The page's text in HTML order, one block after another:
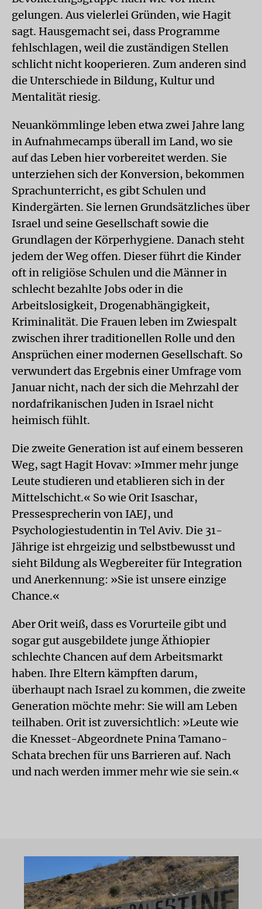
gelungen. Aus vielerlei Gründen, wie Hagit
sagt. Hausgemacht sei, dass Programme
fehlschlagen, weil die zuständigen Stellen
schlicht nicht kooperieren. Zum anderen sind
die Unterschiede in Bildung, Kultur und
Mentalität riesig.
Neuankömmlinge leben etwa zwei Jahre lang
in Aufnahmecamps überall im Land, wo sie
auf das Leben hier vorbereitet werden. Sie
unterziehen sich der Konversion, bekommen
Sprachunterricht, es gibt Schulen und
Kindergärten. Sie lernen Grundsätzliches über
Israel und seine Gesellschaft sowie die
Grundlagen der Körperhygiene. Danach steht
jedem der Weg offen. Dieser führt die Kinder
oft in religiöse Schulen und die Männer in
schlecht bezahlte Jobs oder in die
Arbeitslosigkeit, Drogenabhängigkeit,
Kriminalität. Die Frauen leben im Zwiespalt
zwischen ihrer traditionellen Rolle und den
Ansprüchen einer modernen Gesellschaft. So
verwundert das Ergebnis einer Umfrage vom
Januar nicht, nach der sich die Mehrzahl der
nordafrikanischen Juden in Israel nicht
heimisch fühlt.
Die zweite Generation ist auf einem besseren
Weg, sagt Hagit Hovav: »Immer mehr junge
Leute studieren und etablieren sich in der
Mittelschicht.« So wie Orit Isaschar,
Pressesprecherin von IAEJ, und
Psychologiestudentin in Tel Aviv. Die 31-
Jährige ist ehrgeizig und selbstbewusst und
sieht Bildung als Wegbereiter für Integration
und Anerkennung: »Sie ist unsere einzige
Chance.«
Aber Orit weiß, dass es Vorurteile gibt und
sogar gut ausgebildete junge Äthiopier
schlechte Chancen auf dem Arbeitsmarkt
haben. Ihre Eltern kämpften darum,
überhaupt nach Israel zu kommen, die zweite
Generation möchte mehr: Sie will am Leben
teilhaben. Orit ist zuversichtlich: »Leute wie
die Knesset-Abgeordnete Pnina Tamano-
Schata brechen für uns Barrieren auf. Nach
und nach werden immer mehr wie sie sein.«